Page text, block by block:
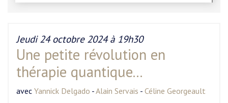
Jeudi 24 octobre 2024 à 19h30
Une petite révolution en
thérapie quantique...
avec Yannick Delgado -Alain Servais - Céline Georgeault